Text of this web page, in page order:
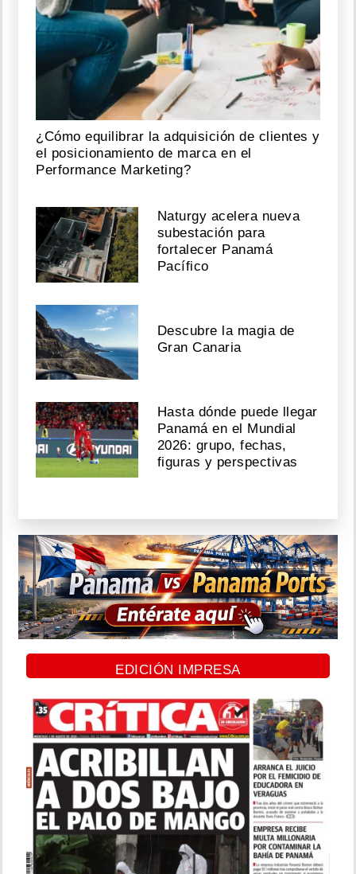
¿Cómo equilibrar la adquisición de clientes y
el posicionamiento de marca en el
Performance Marketing?
Naturgy acelera nueva
subestación para
fortalecer Panamá
Pacífico
Descubre la magia de
Gran Canaria
Hasta dónde puede llegar
Panamá en el Mundial
2026: grupo, fechas,
figuras y perspectivas
EDICIÓN IMPRESA